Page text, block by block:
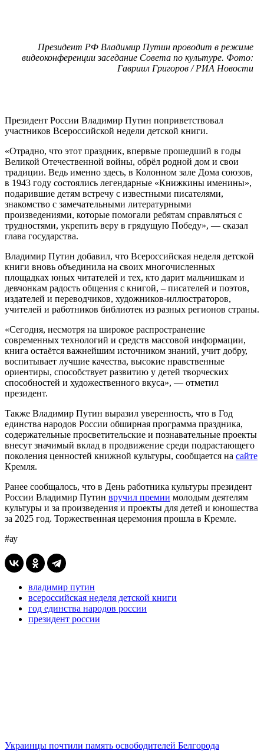
Президент РФ Владимир Путин проводит в режиме
видеоконференции заседание Совета по культуре. Фото:
Гавриил Григоров / РИА Новости
Президент России Владимир Путин поприветствовал
участников Всероссийской недели детской книги.
«Отрадно, что этот праздник, впервые прошедший в годы
Великой Отечественной войны, обрёл родной дом и свои
традиции. Ведь именно здесь, в Колонном зале Дома союзов,
в 1943 году состоялись легендарные «Книжкины именины»,
подарившие детям встречу с известными писателями,
знакомство с замечательными литературными
произведениями, которые помогали ребятам справляться с
трудностями, укрепить веру в грядущую Победу», — сказал
глава государства.
Владимир Путин добавил, что Всероссийская неделя детской
книги вновь объединила на своих многочисленных
площадках юных читателей и тех, кто дарит мальчишкам и
девчонкам радость общения с книгой, ‒ писателей и поэтов,
издателей и переводчиков, художников-иллюстраторов,
учителей и работников библиотек из разных регионов страны.
«Сегодня, несмотря на широкое распространение
современных технологий и средств массовой информации,
книга остаётся важнейшим источником знаний, учит добру,
воспитывает лучшие качества, высокие нравственные
ориентиры, способствует развитию у детей творческих
способностей и художественного вкуса», — отметил
президент.
Также Владимир Путин выразил уверенность, что в Год
единства народов России обширная программа праздника,
содержательные просветительские и познавательные проекты
внесут значимый вклад в продвижение среди подрастающего
поколения ценностей книжной культуры, сообщается на сайте
Кремля.
Ранее сообщалось, что в День работника культуры президент
России Владимир Путин вручил премии молодым деятелям
культуры и за произведения и проекты для детей и юношества
за 2025 год. Торжественная церемония прошла в Кремле.
#ау
владимир путин
всероссийская неделя детской книги
год единства народов россии
президент россии
Украинцы почтили память освободителей Белгорода